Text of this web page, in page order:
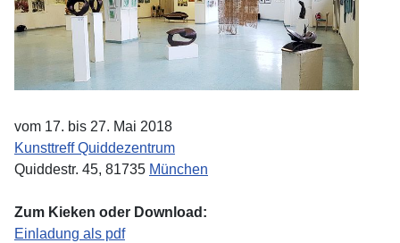
vom 17. bis 27. Mai 2018
Kunsttreff Quiddezentrum
Quiddestr. 45, 81735 München
Zum Kieken oder Download:
Einladung als pdf